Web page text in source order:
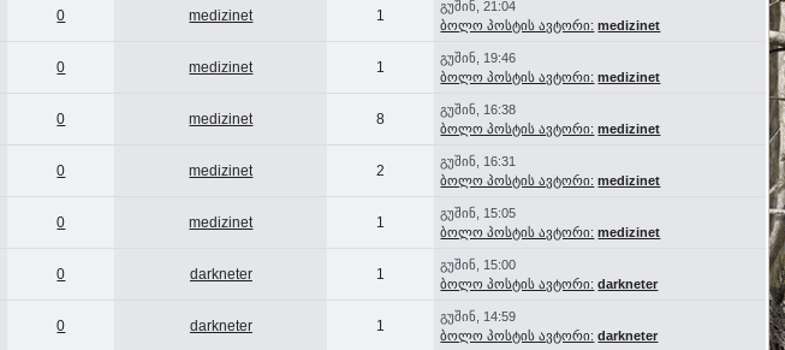
0 medizinet 1
გუშინ, 21:04
ბოლო პოსტის ავტორი: medizinet
0 medizinet 1
გუშინ, 19:46
ბოლო პოსტის ავტორი: medizinet
0 medizinet 8
გუშინ, 16:38
ბოლო პოსტის ავტორი: medizinet
0 medizinet 2
გუშინ, 16:31
ბოლო პოსტის ავტორი: medizinet
0 medizinet 1
გუშინ, 15:05
ბოლო პოსტის ავტორი: medizinet
0 darkneter 1
გუშინ, 15:00
ბოლო პოსტის ავტორი: darkneter
0 darkneter 1
გუშინ, 14:59
ბოლო პოსტის ავტორი: darkneter